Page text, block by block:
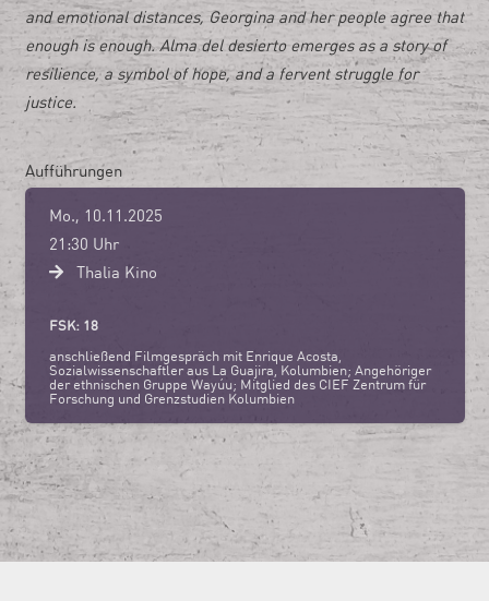
and emotional distances, Georgina and her people agree that
enough is enough. Alma del desierto emerges as a story of
resilience, a symbol of hope, and a fervent struggle for
justice.
Aufführungen
Mo., 10.11.2025
21:30 Uhr
Thalia Kino
FSK: 18
anschließend Filmgespräch mit Enrique Acosta,
Sozialwissenschaftler aus La Guajira, Kolumbien; Angehöriger
der ethnischen Gruppe Wayúu; Mitglied des CIEF Zentrum für
Forschung und Grenzstudien Kolumbien